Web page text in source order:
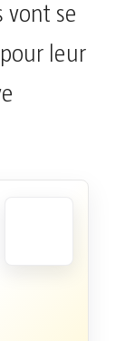
vont se
leur